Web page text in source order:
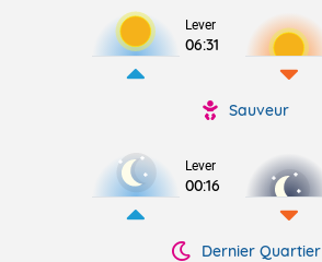
Lever
06:31
Sauveur
Lever
00:16
Dernier Quartier